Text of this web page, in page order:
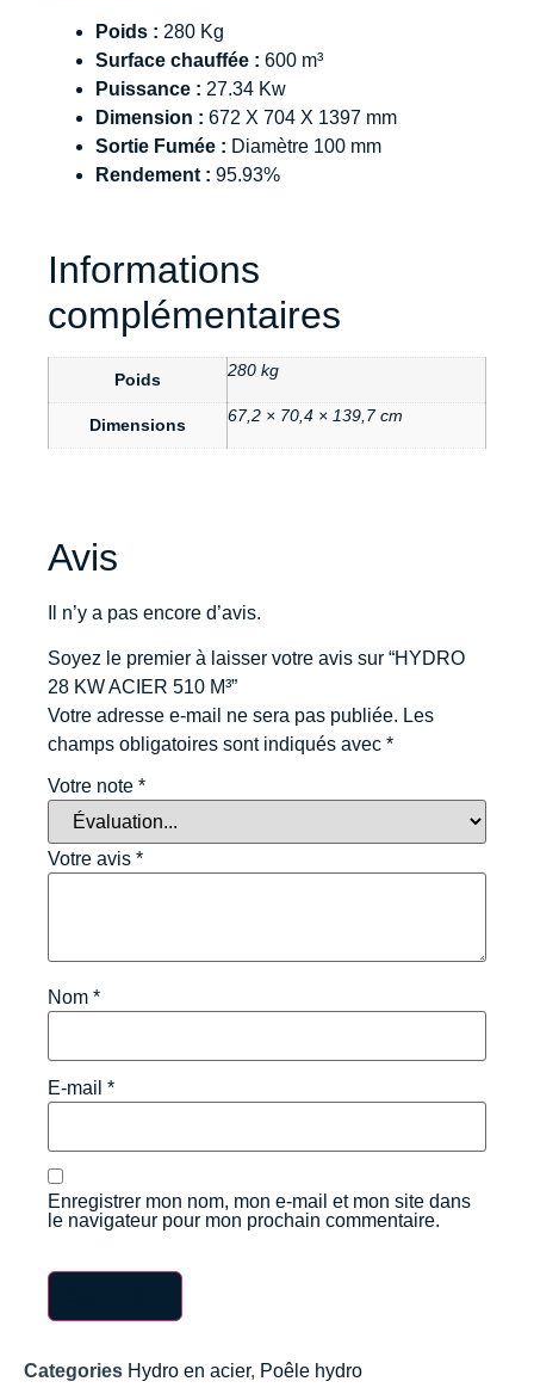
Poids : 280 Kg
Surface chauffée : 600 m³
Puissance : 27.34 Kw
Dimension : 672 X 704 X 1397 mm
Sortie Fumée : Diamètre 100 mm
Rendement : 95.93%
Informations
complémentaires
Poids 280 kg
Dimensions 67,2 × 70,4 × 139,7 cm
Avis
Il n’y a pas encore d’avis.
Soyez le premier à laisser votre avis sur “HYDRO
28 KW ACIER 510 M³”
Votre adresse e-mail ne sera pas publiée. Les
champs obligatoires sont indiqués avec *
Votre note *
Votre avis *
Nom *
E-mail *
Enregistrer mon nom, mon e-mail et mon site dans
le navigateur pour mon prochain commentaire.
Categories Hydro en acier, Poêle hydro